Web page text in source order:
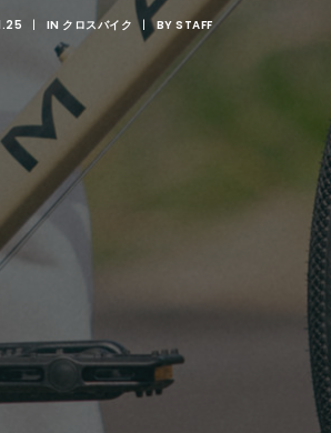
| IN クロスバイク | BYSTAFF